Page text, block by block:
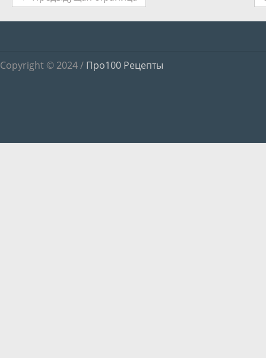
Copyright © 2024 / Про100 Рецепты